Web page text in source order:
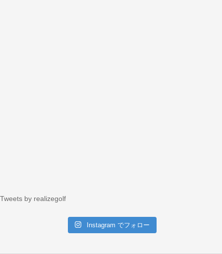
Tweets by realizegolf
Instagram でフォロー